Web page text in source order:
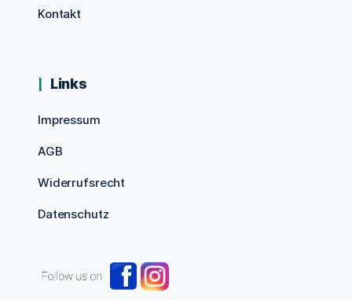
Kontakt
Links
Impressum
AGB
Widerrufsrecht
Datenschutz